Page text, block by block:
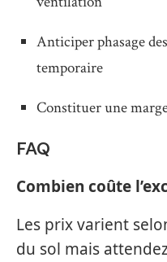
Anticiper phasage
temporaire
Constituer une
FAQ
Combien coûte
Les prix varient
du sol mais